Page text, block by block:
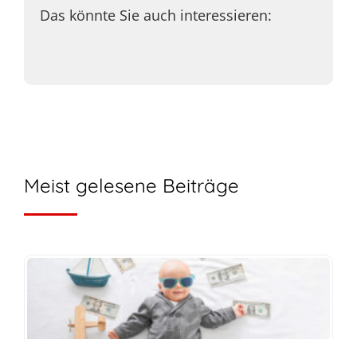
Das könnte Sie auch interessieren:
Meist gelesene Beiträge